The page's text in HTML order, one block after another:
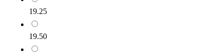
19.25
19.50